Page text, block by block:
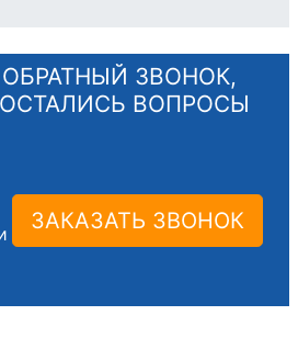
ЗВОНОК,
ВОПРОСЫ
ЗАКАЗАТЬ ЗВОНОК